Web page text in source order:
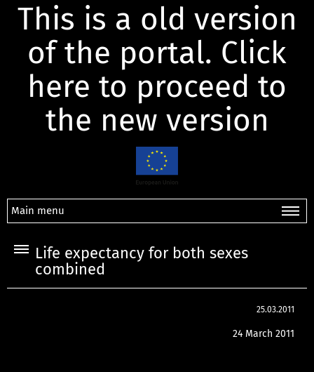
This is a old version
of the portal. Click
here to proceed to
the new version
Main menu
Life expectancy for both sexes
combined
25.03.2011
24 March 2011